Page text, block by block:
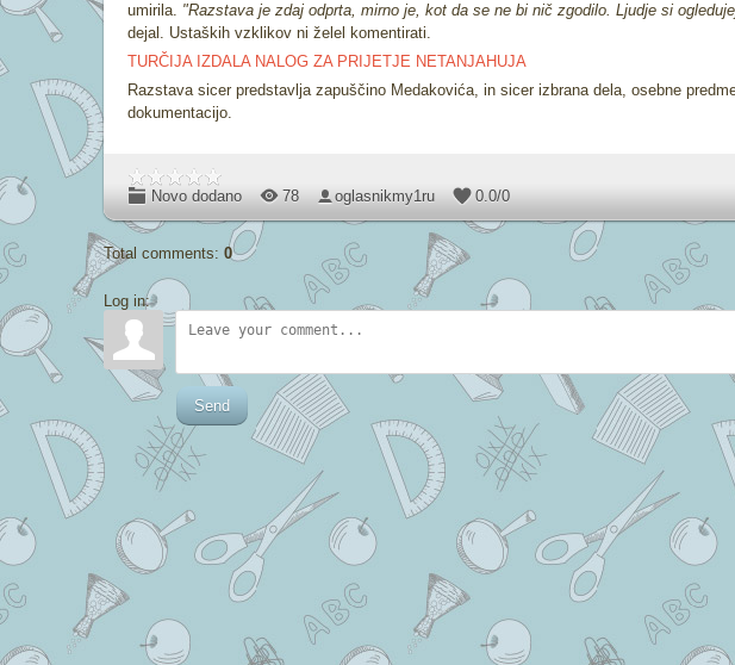
umirila. "Razstava je zdaj odprta, mirno je, kot da se ne bi nič zgodilo. Ljudje si
dejal. Ustaških vzklikov ni želel komentirati.
TURČIJA IZDALA NALOG ZA PRIJETJE NETANJAHUJA
Razstava sicer predstavlja zapuščino Medakovića, in sicer izbrana dela, osebne
dokumentacijo.
Novo dodano 78 oglasnikmy1ru 0.0/0
Total comments: 0
Log in:
Send